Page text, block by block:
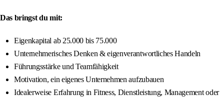
Das bringst du mit:
Eigenkapital ab 25.000 bis 75.000
Unternehmerisches Denken & eigenverantwortliches Handeln
Führungsstärke und Teamfähigkeit
Motivation, ein eigenes Unternehmen aufzubauen
Idealerweise Erfahrung in Fitness, Dienstleistung, Management oder